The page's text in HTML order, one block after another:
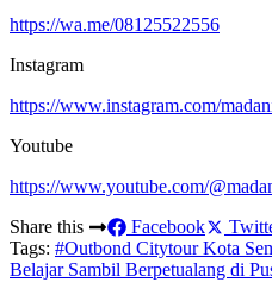
https://wa.me/08125522556
Instagram
https://www.instagram.com/
Youtube
https://www.youtube.com/
Share this
Facebook
Tags: #Outbond Citytour Kota
Belajar Sambil Berpetualang di